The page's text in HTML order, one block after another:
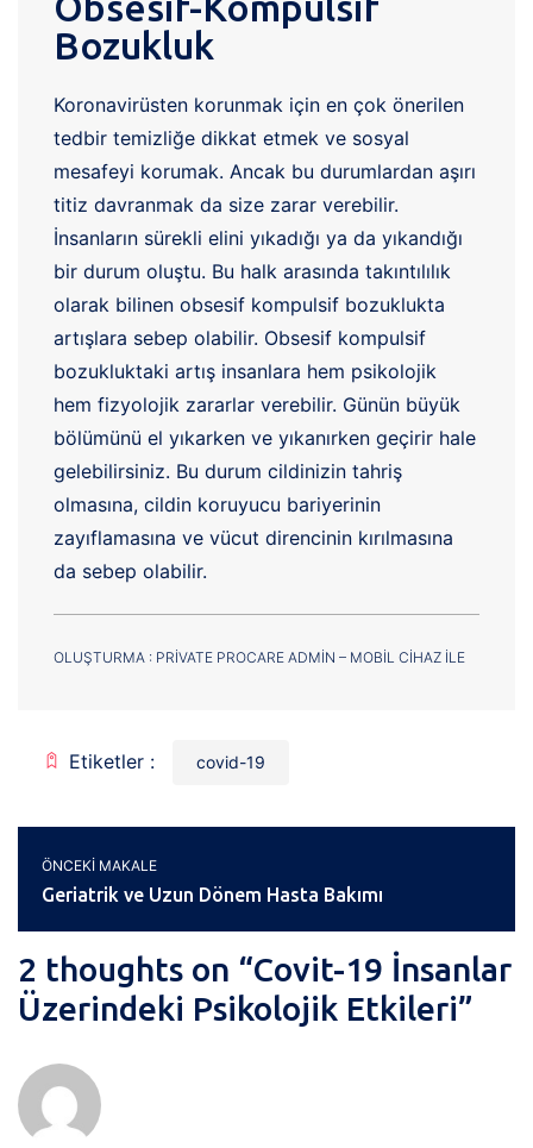
Bozukluk
Koronavirüsten korunmak için en çok önerilen
tedbir temizliğe dikkat etmek ve sosyal
mesafeyi korumak. Ancak bu durumlardan aşırı
titiz davranmak da size zarar verebilir.
İnsanların sürekli elini yıkadığı ya da yıkandığı
bir durum oluştu. Bu halk arasında takıntılılık
olarak bilinen obsesif kompulsif bozuklukta
artışlara sebep olabilir. Obsesif kompulsif
bozukluktaki artış insanlara hem psikolojik
hem fizyolojik zararlar verebilir. Günün büyük
bölümünü el yıkarken ve yıkanırken geçirir hale
gelebilirsiniz. Bu durum cildinizin tahriş
olmasına, cildin koruyucu bariyerinin
zayıflamasına ve vücut direncinin kırılmasına
da sebep olabilir.
OLUŞTURMA : PRIVATE PROCARE ADMIN – MOBIL CIHAZ ILE
Etiketler : covid-19
ÖNCEKI MAKALE
Geriatrik ve Uzun Dönem Hasta Bakımı
2 thoughts on “Covit-19 İnsanlar
Üzerindeki Psikolojik Etkileri”